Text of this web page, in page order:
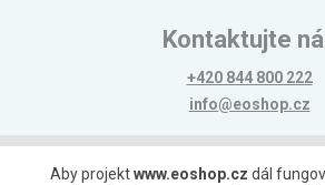
Kontaktujte
+420 844 800 222
info@eoshop.cz
Možnosti platby
Aby projektwww.eoshop.cz dál